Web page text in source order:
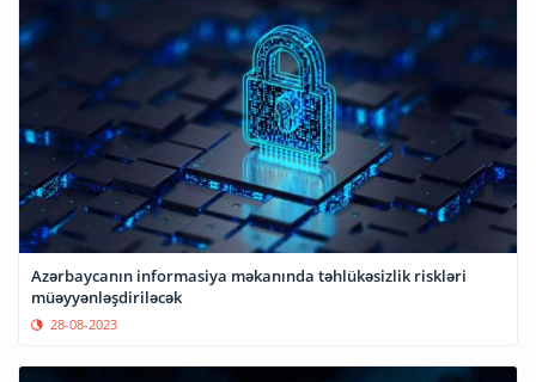
Azərbaycanın informasiya məkanında təhlükəsizlik riskləri
müəyyənləşdiriləcək
28-08-2023